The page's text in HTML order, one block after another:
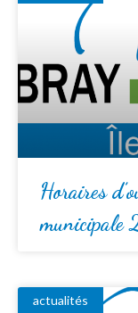
Horaires
municipale
actualités